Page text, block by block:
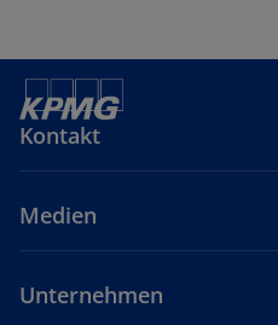
Kontakt
Medien
Unternehmen